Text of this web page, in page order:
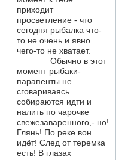
приходит
просветление - что
сегодня рыбалка что-
то не очень и явно
чего-то не хватает.
Обычно в этот
момент рыбаки-
парапенты не
сговариваясь
собираются идти и
налить по чарочке
свежезаваренного,- но!
Глянь! По реке вон
идёт! След от теремка
есть! В глазах